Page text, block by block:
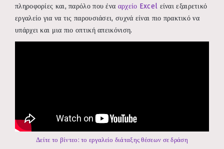
πληροφορίες και, παρόλο που ένα αρχείο Excel είναι εξαιρετικό
εργαλείο για να τις παρουσιάσει, συχνά είναι πιο πρακτικό να
υπάρχει και μια πιο οπτική απεικόνιση.
Δείτε το βίντεο: το εργαλείο διάταξης θέσεων σε δράση